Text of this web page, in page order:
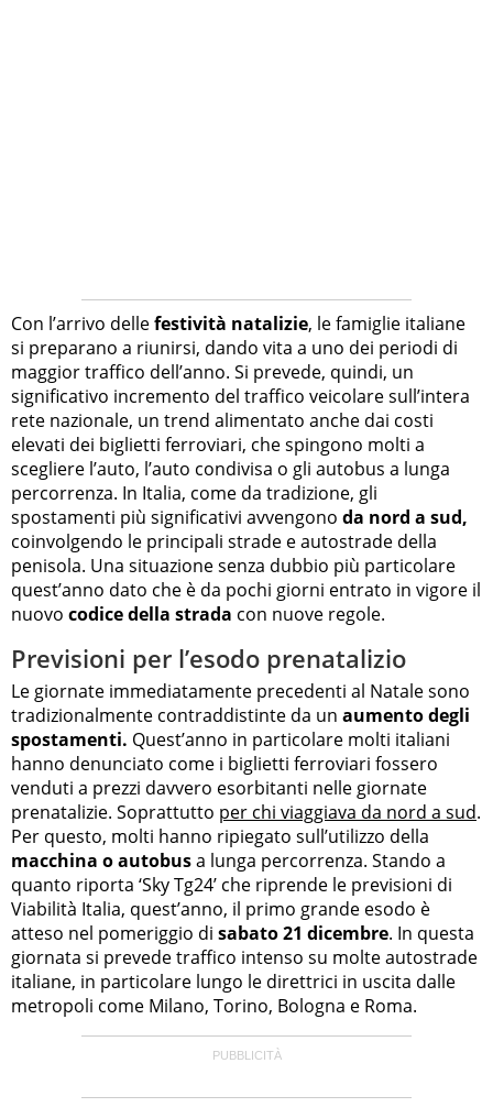
Con l’arrivo dellefestività natalizie, le famiglie italiane
si preparano a riunirsi, dando vita a uno dei periodi di
maggior traffico dell’anno. Si prevede, quindi, un
significativo incremento del traffico veicolare sull’intera
rete nazionale, un trend alimentato anche dai costi
elevati dei biglietti ferroviari, che spingono molti a
scegliere l’auto, l’auto condivisa o gli autobus a lunga
percorrenza. In Italia, come da tradizione, gli
spostamenti più significativi avvengono da nord a sud,
coinvolgendo le principali strade e autostrade della
penisola. Una situazione senza dubbio più particolare
quest’anno dato che è da pochi giorni entrato in vigore il
nuovo codice della strada con nuove regole.
Previsioni per l’esodo prenatalizio
Le giornate immediatamente precedenti al Natale sono
tradizionalmente contraddistinte da un aumento degli
spostamenti. Quest’anno in particolare molti italiani
hanno denunciato come i biglietti ferroviari fossero
venduti a prezzi davvero esorbitanti nelle giornate
prenatalizie. Soprattutto per chi viaggiava da nord a sud.
Per questo, molti hanno ripiegato sull’utilizzo della
macchina o autobusa lunga percorrenza. Stando a
quanto riporta ‘Sky Tg24’ che riprende le previsioni di
Viabilità Italia, quest’anno, il primo grande esodo è
atteso nel pomeriggio di sabato 21 dicembre. In questa
giornata si prevede traffico intenso su molte autostrade
italiane, in particolare lungo le direttrici in uscita dalle
metropoli come Milano, Torino, Bologna e Roma.